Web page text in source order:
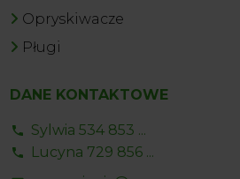
Opryskiwacze
Pługi
DANE KONTAKTOWE
Sylwia 534 853 ...
Lucyna 729 856 ...